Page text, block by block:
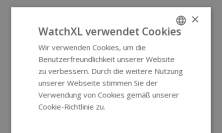
GERMAN
×
WatchXL verwendet Cookies
Wir verwenden Cookies, um die
Benutzerfreundlichkeit unserer Website
zu verbessern. Durch die weitere Nutzung
unserer Webseite stimmen Sie der
Verwendung von Cookies gemäß unserer
Cookie-Richtlinie zu.